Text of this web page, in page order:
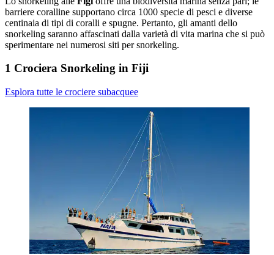
barriere coralline supportano circa 1000 specie di pesci e diverse
centinaia di tipi di coralli e spugne. Pertanto, gli amanti dello
snorkeling saranno affascinati dalla varietà di vita marina che si può
sperimentare nei numerosi siti per snorkeling.
1 Crociera Snorkeling in Fiji
Esplora tutte le crociere subacquee